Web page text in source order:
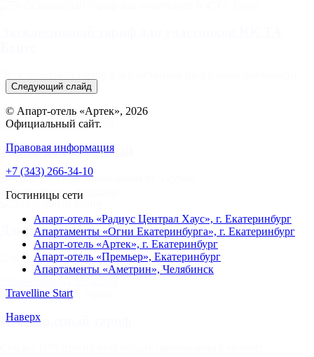
ЮСТА Бонус.
Забронировать по акции
Тариф долгосрочный
Выгода 15% при размещении от 5 суток!
Забронировать по акции
Длительный тариф
Длительное проживание с выгодой!
Невозвратный тариф
Следующий слайд
© Апарт-отель «Артек», 2026
Официальный сайт.
Правовая информация
+7 (343) 266-34-10
Гостиницы сети
Апарт-отель «Радиус Централ Хаус», г. Екатеринбург
Апартаменты «Огни Екатеринбурга», г. Екатеринбург
Апарт-отель «Артек», г. Екатеринбург
Апарт-отель «Премьер», Екатеринбург
Апартаменты «Аметрин», Челябинск
Travelline Start
Наверх